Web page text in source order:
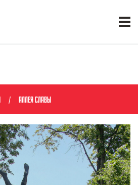
АЛЛЕЯ СЛАВЫ